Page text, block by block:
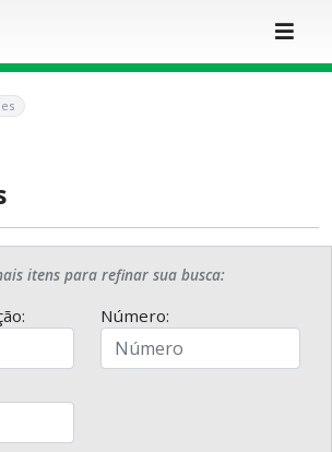
itens para refinar sua busca:
Número: